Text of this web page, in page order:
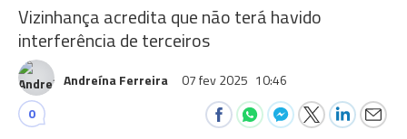
Vizinhança acredita que não terá havido
interferência de terceiros
Andreína Ferreira 07 fev 2025 10:46
0